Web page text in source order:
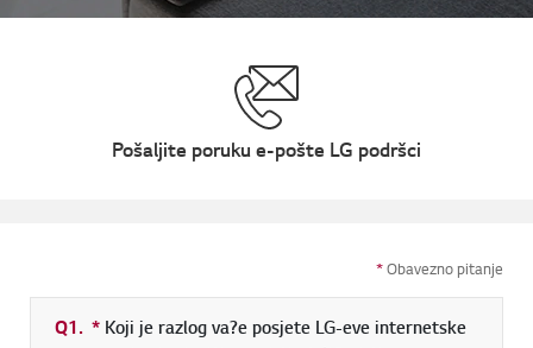
Pošaljite poruku e-pošte LG podršci
*Obavezno pitanje
Q1. * Obavezno polje
Koji je razlog va?e posjete LG-eve internetske